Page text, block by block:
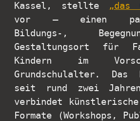
Kassel, stellte
„das
vor – einen
Bildungs-,
Gestaltungsort für
Kindern im
Grundschulalter.
seit rund zwei
verbindet
Formate (Workshops,